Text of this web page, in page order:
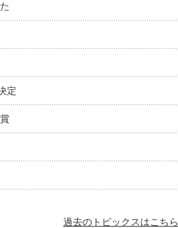
定
過去のトピックスはこちら